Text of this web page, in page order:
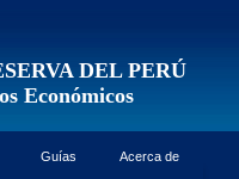
DEL PERÚ
Económicos
Guías Acerca de